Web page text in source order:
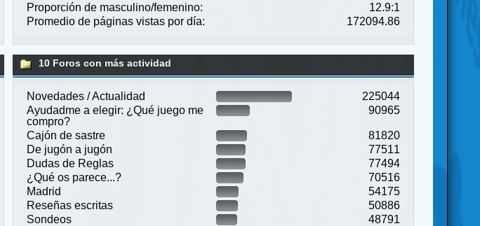
Proporción de masculino/femenino:
12.9:1
Promedio de páginas vistas por día:
172094.86
10 Foros con más actividad
Novedades / Actualidad
225044
Ayudadme a elegir: ¿Qué juego me
compro?
90965
Cajón de sastre
81820
De jugón a jugón
77511
Dudas de Reglas
77494
¿Qué os parece...?
70516
Madrid
54175
Reseñas escritas
50886
Sondeos
48791